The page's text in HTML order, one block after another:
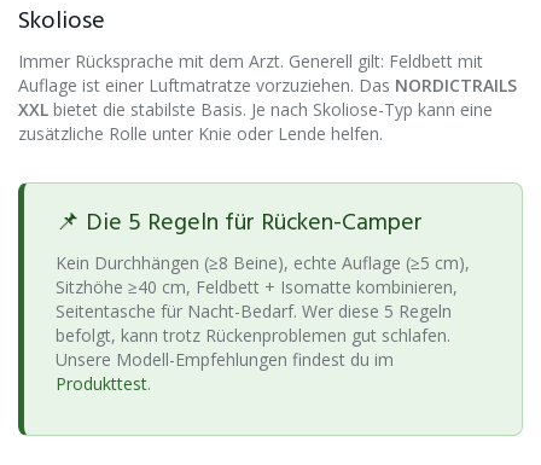
Skoliose
Immer Rücksprache mit dem Arzt. Generell gilt: Feldbett mit
Auflage ist einer Luftmatratze vorzuziehen. Das NORDICTRAILS
XXL bietet die stabilste Basis. Je nach Skoliose-Typ kann eine
zusätzliche Rolle unter Knie oder Lende helfen.
📌 Die 5 Regeln für Rücken-Camper
Kein Durchhängen (≥8 Beine), echte Auflage (≥5 cm),
Sitzhöhe ≥40 cm, Feldbett + Isomatte kombinieren,
Seitentasche für Nacht-Bedarf. Wer diese 5 Regeln
befolgt, kann trotz Rückenproblemen gut schlafen.
Unsere Modell-Empfehlungen findest du im
Produkttest.